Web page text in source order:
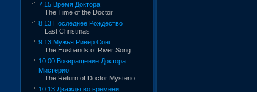
7.15 Время Доктора
The Time of the Doctor
8.13 Последнее Рождество
Last Christmas
9.13 Мужья Ривер Сонг
The Husbands of River Song
10.00 Возвращение Доктора
Мистерио
The Return of Doctor Mysterio
10.13 Дважды во времени